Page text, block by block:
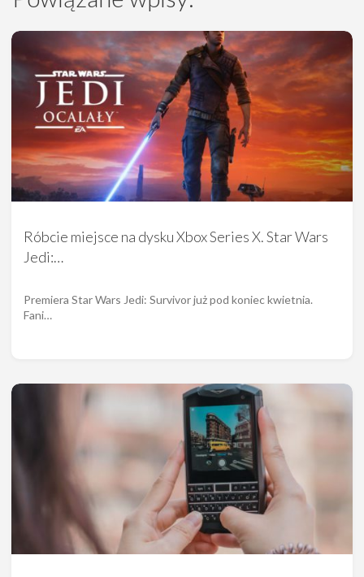
Róbcie miejsce na dysku Xbox Series X. Star Wars
Jedi:…
Premiera Star Wars Jedi: Survivor już pod koniec kwietnia.
Fani…